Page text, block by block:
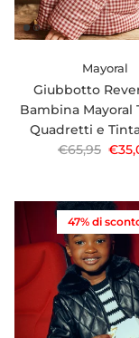
Mayoral
Giubbotto
Bambina Mayoral
Quadretti e
Prezzo
€65,95
47% di